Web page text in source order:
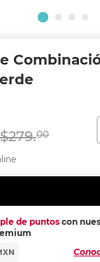
$279.00
de puntos con